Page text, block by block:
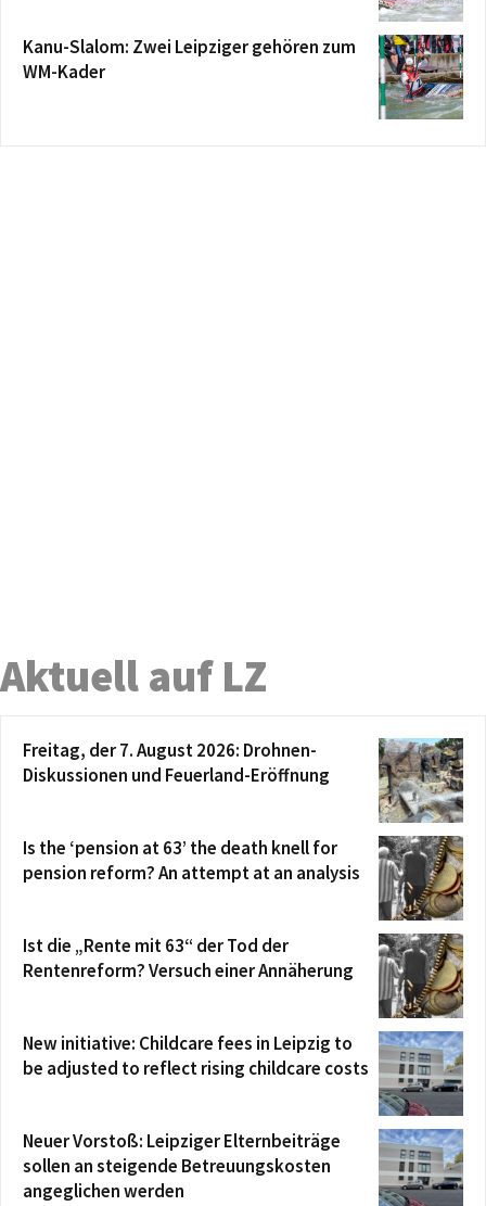
Kanu-Slalom: Zwei Leipziger gehören zum
WM-Kader
Aktuell auf LZ
Freitag, der 7. August 2026: Drohnen-
Diskussionen und Feuerland-Eröffnung
Is the ‘pension at 63’ the death knell for
pension reform? An attempt at an analysis
Ist die „Rente mit 63“ der Tod der
Rentenreform? Versuch einer Annäherung
New initiative: Childcare fees in Leipzig to
be adjusted to reflect rising childcare costs
Neuer Vorstoß: Leipziger Elternbeiträge
sollen an steigende Betreuungskosten
angeglichen werden